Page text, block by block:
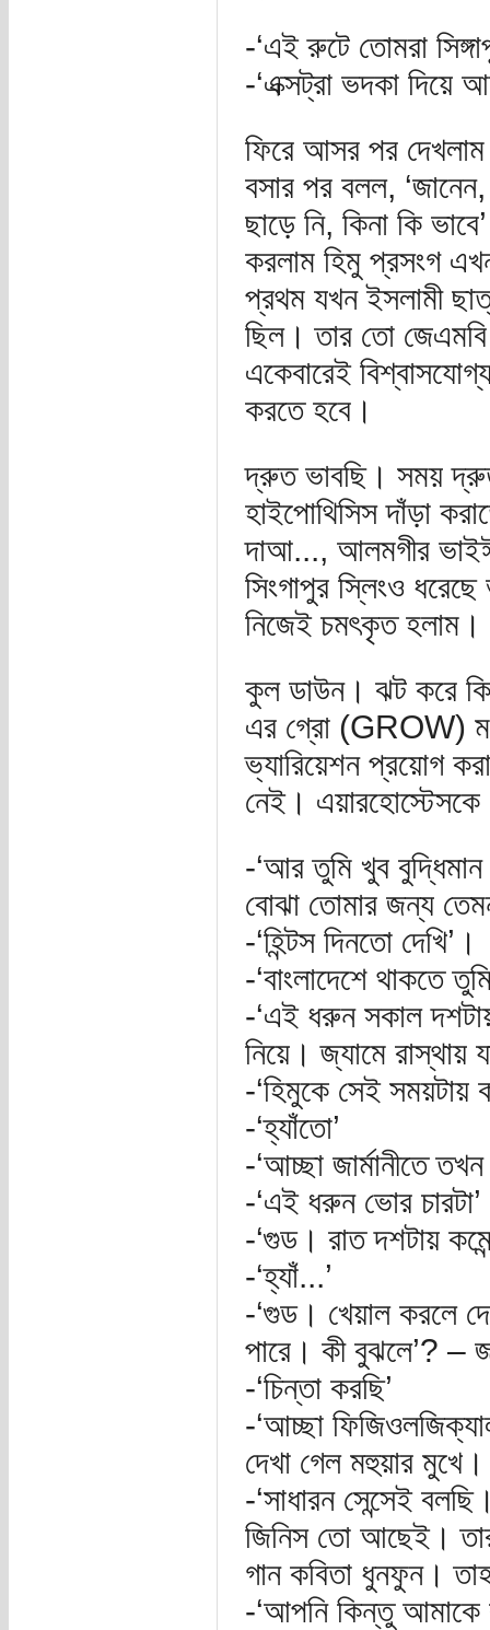
-‘এই রুটে তোমরা
-‘এক্সট্রা ভদকা দিয়ে
ফিরে আসর পর দেখলাম
বসার পর বলল,
ছাড়ে নি, কিনা কি
করলাম হিমু প্রসংগ
প্রথম যখন ইসলামী
ছিল। তার তো
একেবারেই
করতে হবে।
দ্রুত ভাবছি। সময়
হাইপোথিসিস দাঁড়া
দাআ..., আলমগীর
সিংগাপুর স্লিংও
নিজেই চমৎকৃত
কুল ডাউন। ঝট করে
এর গ্রো (GROW)
ভ্যারিয়েশন প্রয়োগ
নেই। এয়ারহোস্টেসকে
-‘আর তুমি খুব বুদ্ধিমান
বোঝা তোমার জন্য
-‘হিন্টস দিনতো দেখি’।
-‘বাংলাদেশে থাকতে
-‘এই ধরুন সকাল দশটায়
নিয়ে। জ্যামে রাস্থায়
-‘হিমুকে সেই সময়টায়
-‘হ্যাঁতো’
-‘আচ্ছা জার্মানীতে
-‘এই ধরুন ভোর চারটা’
-‘গুড। রাত দশটায়
-‘হ্যাঁ...’
-‘গুড। খেয়াল করলে
পারে। কী বুঝলে’? –
-‘চিন্তা করছি’
-‘আচ্ছা
দেখা গেল মহুয়ার মুখে।
-‘সাধারন সেন্সেই
জিনিস তো আছেই।
গান কবিতা ধুনফুন।
-‘আপনি কিন্তু